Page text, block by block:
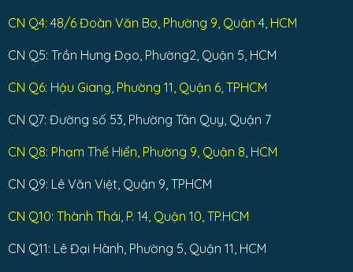
CN Q4: 48/6 Đoàn Văn Bơ, Phường 9, Quận 4, HCM
CN Q5: Trần Hưng Đạo, Phường2, Quận 5, HCM
CN Q6: Hậu Giang, Phường 11, Quận 6, TPHCM
CN Q7: Đường số 53, Phường Tân Quy, Quận 7
CN Q8: Phạm Thế Hiển, Phường 9, Quận 8, HCM
CN Q9: Lê Văn Việt, Quận 9, TPHCM
CN Q10: Thành Thái, P. 14, Quận 10, TP.HCM
CN Q11: Lê Đại Hành, Phường 5, Quận 11, HCM